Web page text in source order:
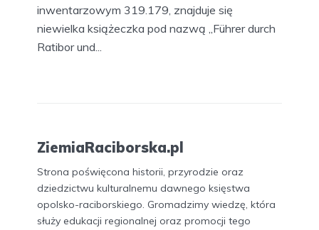
inwentarzowym 319.179, znajduje się
niewielka książeczka pod nazwą „Führer durch
Ratibor und...
ZiemiaRaciborska.pl
Strona poświęcona historii, przyrodzie oraz
dziedzictwu kulturalnemu dawnego księstwa
opolsko-raciborskiego. Gromadzimy wiedzę, która
służy edukacji regionalnej oraz promocji tego